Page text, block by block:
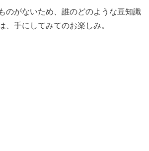
のがないため、誰のどのような豆知識
、手にしてみてのお楽しみ。